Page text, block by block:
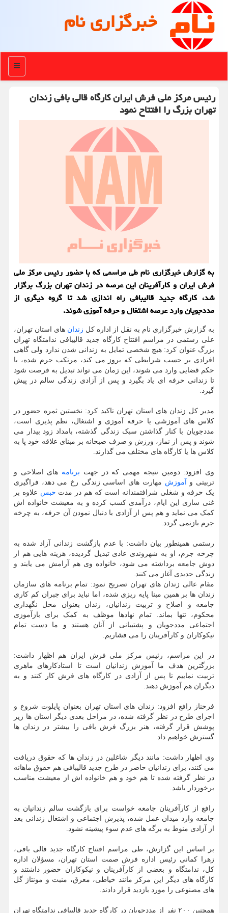
خبرگزاری نام
منو
رئیس مرکز ملی فرش ایران کارگاه قالی بافی زندان
تهران بزرگ را افتتاح نمود
به گزارش خبرگزاری نام طی مراسمی که با حضور رئیس مرکز ملی
فرش ایران و کارآفرینان این عرصه در زندان تهران بزرگ برگزار
شد، کارگاه جدید قالیبافی راه اندازی شد تا گروه دیگری از
مددجویان وارد عرصه اشتغال و حرفه آموزی شوند.
به گزارش خبرگزاری نام به نقل از اداره کل زندان های استان تهران،
علی رستمی در مراسم افتتاح کارگاه جدید قالیبافی ندامتگاه تهران
بزرگ عنوان کرد: هیچ شخصی تمایل به زندانی شدن ندارد ولی گاهی
افرادی بر حسب شرایطی که بروز می کند، مرتکب جرم شده، با
حکم قضایی وارد می شوند، این زمان می تواند تبدیل به فرصت شود
تا زندانی حرفه ای یاد بگیرد و پس از آزادی زندگی سالم در پیش
گیرد.
مدیر کل زندان های استان تهران تاکید کرد: نخستین ثمره حضور در
کلاس های آموزشی یا حرفه آموزی و اشتغال، نظم پذیری است،
مددجویان با کنار گذاشتن سبک زندگی گذشته، بامداد زود بیدار می
شوند و پس از نماز، ورزش و صرف صبحانه بر مبنای علاقه خود پا به
کلاس ها یا کارگاه های مختلف می گذارند.
وی افزود: دومین نتیجه مهمی که در جهت برنامه های اصلاحی و
تربیتی و آموزش مهارت های اساسی زندگی رخ می دهد، فراگیری
یک حرفه و شغلی شرافتمندانه است که هم در مدت حبس علاوه بر
غنی سازی این ایام، درآمدی کسب کرده و به معیشت خانواده اش
کمک می نماید و هم پس از آزادی با دنبال نمودن آن حرفه، به چرخه
جرم بازنمی گردد.
رستمی همینطور بیان داشت: با عدم بازگشت زندانی آزاد شده به
چرخه جرم، او به شهروندی عادی تبدیل گردیده، هزینه هایی هم از
دوش جامعه برداشته می شود، خانواده وی هم آرامش می یابند و
زندگی جدیدی آغاز می کنند.
مقام عالی زندان های تهران تصریح نمود: تمام برنامه های سازمان
زندان ها بر همین مبنا پایه ریزی شده، اما نباید برای جبران کم کاری
جامعه و اصلاح و تربیت زندانیان، زندان بعنوان محل نگهداری
محکوم، تنها بماند. تمام نهادها موظف به کمک برای بازآموزی
اجتماعی مددجویان و پشتیبانی از آنان هستند و ما دست تمام
نیکوکاران و کارآفرینان را می فشاریم.
در این مراسم، رئیس مرکز ملی فرش ایران هم اظهار داشت:
بزرگترین هدف ما آموزش زندانیان است تا استادکارهای ماهری
تربیت نماییم تا پس از آزادی در کارگاه های فرش کار کنند و به
دیگران هم آموزش دهند.
فرحناز رافع افزود: زندان های استان تهران بعنوان پایلوت شروع و
اجرای طرح در نظر گرفته شده، در مراحل بعدی دیگر استان ها زیر
پوشش قرار گرفته، هنر بزرگ فرش بافی را بیشتر در زندان ها
گسترش خواهیم داد.
وی اظهار داشت: مانند دیگر شاغلین در زندان ها که حقوق دریافت
می کنند، برای زندانیان حاضر در طرح جدید قالیبافی هم حقوق ماهانه
در نظر گرفته شده تا هم خود و هم خانواده اش از معیشت مناسب
برخوردار باشد.
رافع از کارآفرینان جامعه خواست برای بازگشت سالم زندانیان به
جامعه وارد میدان عمل شده، پذیرش اجتماعی و اشتغال زندانی بعد
از آزادی منوط به برگه های عدم سوء پیشینه نشود.
بر اساس این گزارش، طی مراسم افتتاح کارگاه جدید قالی بافی،
زهرا کمانی رئیس اداره فرش صمت استان تهران، مسؤلان اداره
کل، ندامتگاه و بعضی از کارآفرینان و نیکوکاران حضور داشتند و
کارگاه های دیگر این مرکز مانند خیاطی، معرق، منبت و مونتاژ گل
های مصنوعی را مورد بازدید قرار دادند.
همچنین ۲۰۰ نفر از مددجویان در کارگاه جدید قالیبافی ندامتگاه تهران